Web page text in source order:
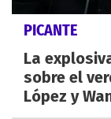
PICANTE
La
sobre el
López y